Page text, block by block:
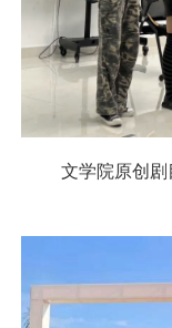
文学院原创剧